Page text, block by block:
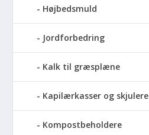
Højbedsmuld
Jordforbedring
Kalk til græsplæne
Kapilærkasser og skjulere
Kompostbeholdere